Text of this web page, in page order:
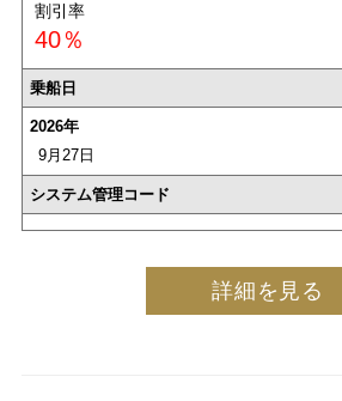
割引率
40％
乗船日
2026年
9月27日
システム管理コード
詳細を見る